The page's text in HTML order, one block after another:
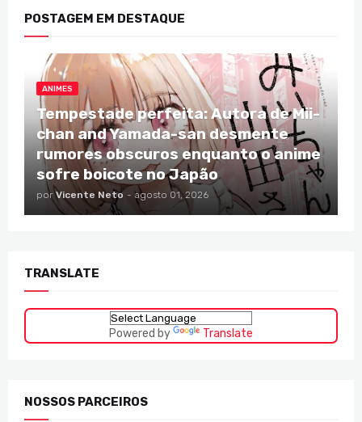
POSTAGEM EM DESTAQUE
ANIMES
Tempestade perfeita: Autora de Mii-
chan and Yamada-san desmente
rumores obscuros enquanto o anime
sofre boicote no Japão
por Vicente Neto - agosto 01, 2026
TRANSLATE
Powered by Translate
NOSSOS PARCEIROS